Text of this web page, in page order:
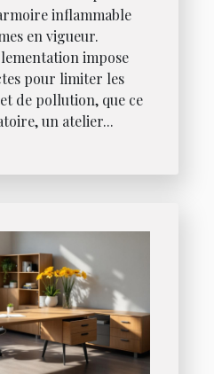
inflammable
en vigueur.
impose
pour limiter les
de pollution, que ce
un atelier...